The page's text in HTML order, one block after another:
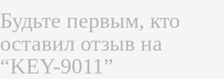
Будьте первым, кто
оставил отзыв на
“KEY-9011”